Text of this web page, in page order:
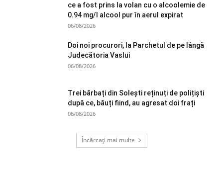
ce a fost prins la volan cu o alcoolemie de
0.94 mg/l alcool pur în aerul expirat
06/08/2026
Doi noi procurori, la Parchetul de pe lângă
Judecătoria Vaslui
06/08/2026
Trei bărbați din Solești reținuți de polițiști
după ce, băuți fiind, au agresat doi frați
06/08/2026
Încărcați mai multe